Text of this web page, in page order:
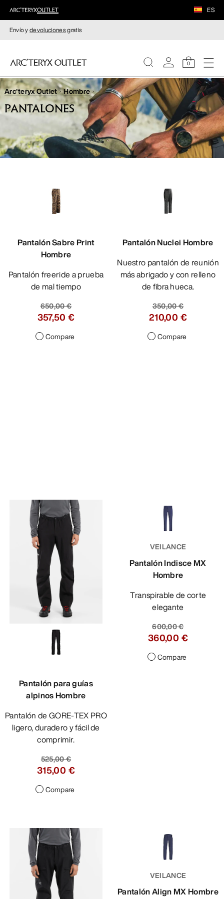
ES
Envío ydevolucionesgratis
0
MUJERE
HOMBRE
Arc'teryx Outlet Hombre
PANTALONES
Pantalón Sabre Print
Hombre
Pantalón freeride a prueba
de mal tiempo
650,00 €
357,50 €
Compare
Pantalón Nuclei Hombre
Nuestro pantalón de reunión
más abrigado y con relleno
de fibra hueca.
350,00 €
210,00 €
Compare
Pantalón para guías
alpinos Hombre
Pantalón de GORE-TEX PRO
ligero, duradero y fácil de
comprimir.
525,00 €
315,00 €
Compare
VEILANCE
Pantalón Indisce MX
Hombre
Transpirable de corte
elegante
600,00 €
360,00 €
Compare
VEILANCE
Pantalón Align MX Hombre